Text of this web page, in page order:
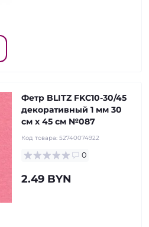
Фетр BLITZ FKC10-30/45
декоративный 1 мм 30
см х 45 см №087
Код товара: 52740074922
0
2.49 BYN